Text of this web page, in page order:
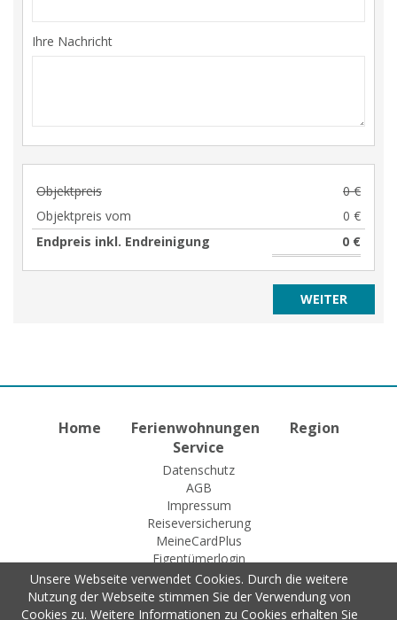
Ihre Nachricht
Objektpreis
0 €
Objektpreis vom
0 €
Endpreis inkl. Endreinigung
0 €
Home Ferienwohnungen
Region
Service
Datenschutz
AGB
Impressum
Reiseversicherung
MeineCardPlus
Eigentümerlogin
© 2015 Fewo-Zentrale Willingen
Unsere Webseite verwendet Cookies. Durch die weitere
Nutzung der Webseite stimmen Sie der Verwendung von
Cookies zu. Weitere Informationen zu Cookies erhalten Sie